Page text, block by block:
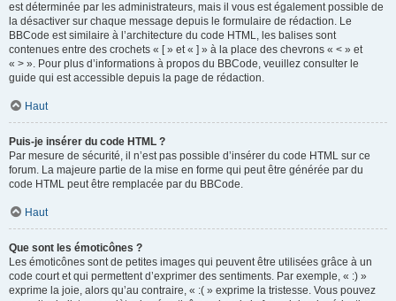
est déterminée par les administrateurs, mais il vous est également possible de
la désactiver sur chaque message depuis le formulaire de rédaction. Le
BBCode est similaire à l’architecture du code HTML, les balises sont
contenues entre des crochets « [ » et « ] » à la place des chevrons « < » et
« > ». Pour plus d’informations à propos du BBCode, veuillez consulter le
guide qui est accessible depuis la page de rédaction.
Haut
Puis-je insérer du code HTML ?
Par mesure de sécurité, il n’est pas possible d’insérer du code HTML sur ce
forum. La majeure partie de la mise en forme qui peut être générée par du
code HTML peut être remplacée par du BBCode.
Haut
Que sont les émoticônes ?
Les émoticônes sont de petites images qui peuvent être utilisées grâce à un
code court et qui permettent d’exprimer des sentiments. Par exemple, « :) »
exprime la joie, alors qu’au contraire, « :( » exprime la tristesse. Vous pouvez